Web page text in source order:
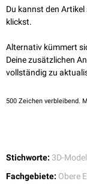
Muskulatur der
Die
Du kannst den
klickst.
Alternativ kümmert
Deine zusätzlichen
vollständig zu
500 Zeichen verbleibend.
Stichworte: 3D-
Fachgebiete: Obere